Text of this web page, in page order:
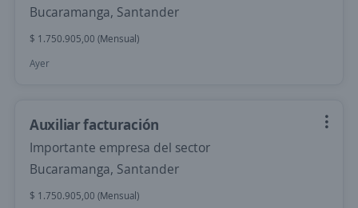
Bucaramanga, Santander
$ 1.750.905,00 (Mensual)
Ayer
Auxiliar facturación
Importante empresa del sector
Bucaramanga, Santander
$ 1.750.905,00 (Mensual)